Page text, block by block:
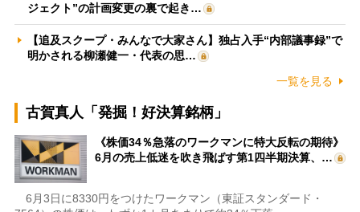
ジェクト”の計画変更の裏で起き…
【追及スクープ・みんなで大家さん】独占入手“内部議事録”で
明かされる柳瀬健一・代表の思…
一覧を見る
古賀真人「発掘！好決算銘柄」
《株価34％急落のワークマンに特大反転の期待》
6月の売上低迷を吹き飛ばす第1四半期決算、…
6月3日に8330円をつけたワークマン（東証スタンダード・